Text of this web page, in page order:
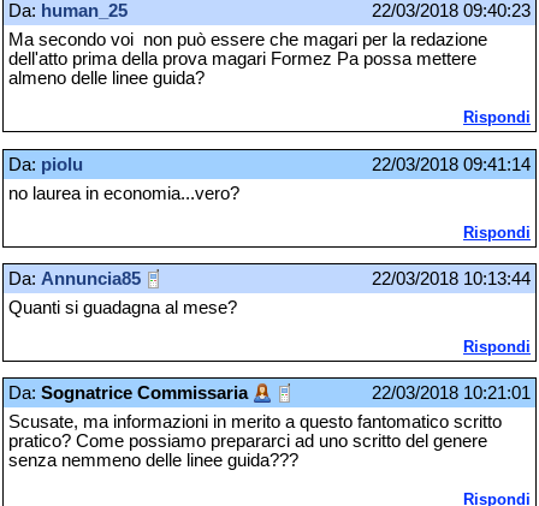
Da: human_25
22/03/2018 09:40:23
Ma secondo voi non può essere che magari per la redazione
dell'atto prima della prova magari Formez Pa possa mettere
almeno delle linee guida?
Rispondi
Da: piolu
22/03/2018 09:41:14
no laurea in economia...vero?
Rispondi
Da: Annuncia85
22/03/2018 10:13:44
Quanti si guadagna al mese?
Rispondi
Da: Sognatrice Commissaria
22/03/2018 10:21:01
Scusate, ma informazioni in merito a questo fantomatico scritto
pratico? Come possiamo prepararci ad uno scritto del genere
senza nemmeno delle linee guida???
Rispondi